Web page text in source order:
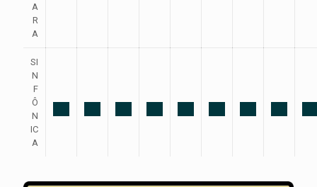
A
R
A
SI
N
F
Ô
N
IC
A